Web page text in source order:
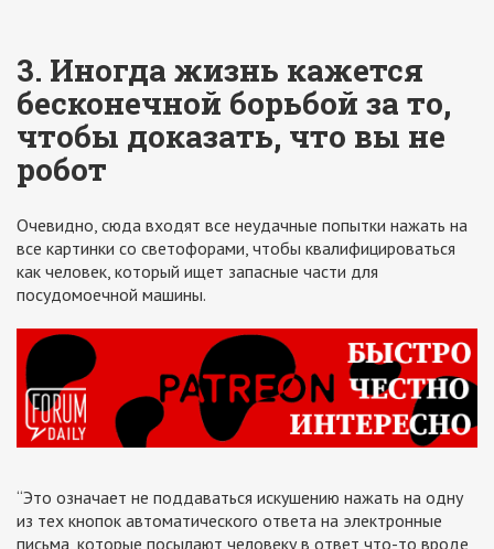
3. Иногда жизнь кажется
бесконечной борьбой за то,
чтобы доказать, что вы не
робот
Очевидно, сюда входят все неудачные попытки нажать на
все картинки со светофорами, чтобы квалифицироваться
как человек, который ищет запасные части для
посудомоечной машины.
“Это означает не поддаваться искушению нажать на одну
из тех кнопок автоматического ответа на электронные
письма, которые посылают человеку в ответ что-то вроде